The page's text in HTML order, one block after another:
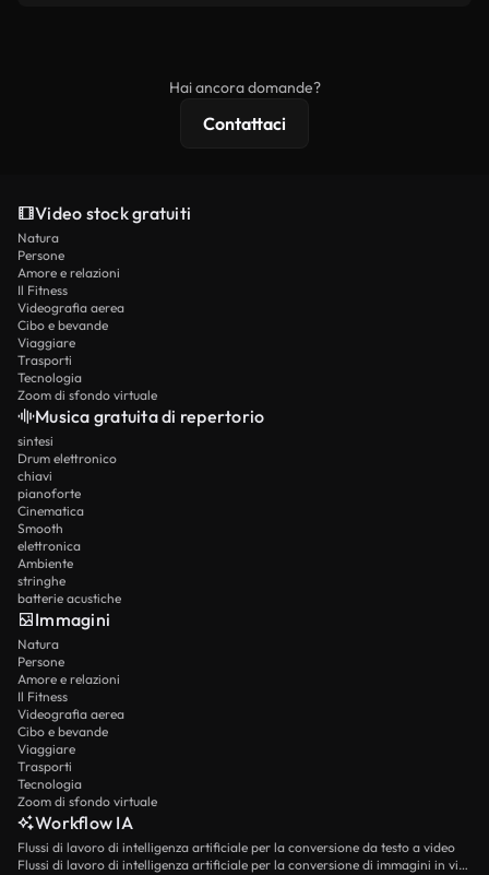
Hai ancora domande?
Contattaci
Video stock gratuiti
Natura
Persone
Amore e relazioni
Il Fitness
Videografia aerea
Cibo e bevande
Viaggiare
Trasporti
Tecnologia
Zoom di sfondo virtuale
Musica gratuita di repertorio
sintesi
Drum elettronico
chiavi
pianoforte
Cinematica
Smooth
elettronica
Ambiente
stringhe
batterie acustiche
Immagini
Natura
Persone
Amore e relazioni
Il Fitness
Videografia aerea
Cibo e bevande
Viaggiare
Trasporti
Tecnologia
Zoom di sfondo virtuale
Workflow IA
Flussi di lavoro di intelligenza artificiale per la conversione da testo a video
Flussi di lavoro di intelligenza artificiale per la conversione di immagini in video